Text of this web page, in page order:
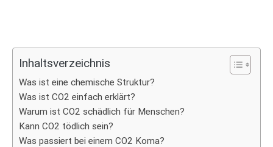
Inhaltsverzeichnis
Was ist eine chemische Struktur?
Was ist CO2 einfach erklärt?
Warum ist CO2 schädlich für Menschen?
Kann CO2 tödlich sein?
Was passiert bei einem CO2 Koma?